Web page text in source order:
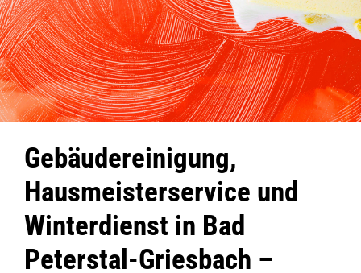
Gebäudereinigung,
Hausmeisterservice und
Winterdienst in Bad
Peterstal-Griesbach –